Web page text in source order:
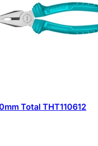
Total THT110612